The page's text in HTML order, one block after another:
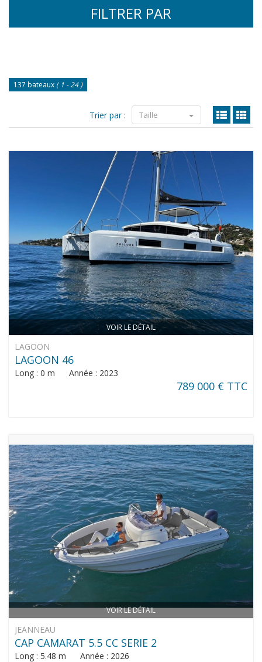
FILTRER PAR
137 bateaux ( 1 - 24 )
Trier par : Taille
VOIR LE DÉTAIL
LAGOON
LAGOON 46
Long : 0 m Année : 2023
789 000 € TTC
VOIR LE DÉTAIL
JEANNEAU
CAP CAMARAT 5.5 CC SERIE 2
Long : 5.48 m Année : 2026